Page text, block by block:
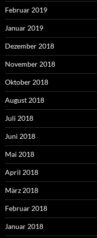
Februar 2019
Januar 2019
Dezember 2018
November 2018
Oktober 2018
August 2018
Juli 2018
Juni 2018
Mai 2018
April 2018
März 2018
Februar 2018
Januar 2018